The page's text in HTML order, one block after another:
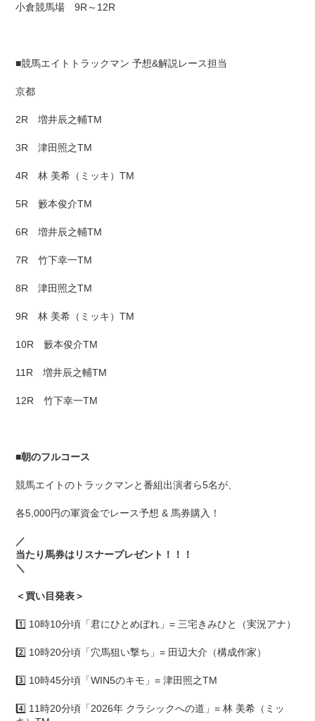
小倉競馬場 9R～12R
■競馬エイトトラックマン 予想&解説レース担当
京都
2R 増井辰之輔TM
3R 津田照之TM
4R 林 美希（ミッキ）TM
5R 籔本俊介TM
6R 増井辰之輔TM
7R 竹下幸一TM
8R 津田照之TM
9R 林 美希（ミッキ）TM
10R 籔本俊介TM
11R 増井辰之輔TM
12R 竹下幸一TM
■朝のフルコース
競馬エイトのトラックマンと番組出演者ら5名が、
各5,000円の軍資金でレース予想 & 馬券購入！
／
当たり馬券はリスナープレゼント！！！
＼
＜買い目発表＞
1️⃣ 10時10分頃「君にひとめぼれ」= 三宅きみひと（実況アナ）
2️⃣ 10時20分頃「穴馬狙い撃ち」= 田辺大介（構成作家）
3️⃣ 10時45分頃「WIN5のキモ」= 津田照之TM
4️⃣ 11時20分頃「2026年 クラシックへの道」= 林 美希（ミッ